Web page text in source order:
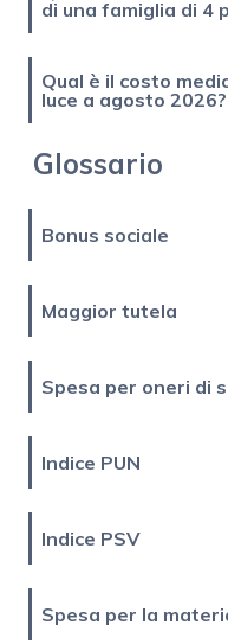
di una famiglia di 4
Qual è il costo
luce a agosto 2026?
Glossario
Bonus sociale
Maggior tutela
Spesa per oneri di
Indice PUN
Indice PSV
Spesa per la